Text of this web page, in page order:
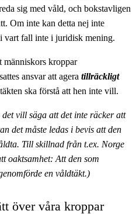
sig med våld, och bokstavligen
Om inte kan detta nej inte
vart fall inte i juridisk mening.
människors kroppar
ansvar att agera tillräckligt
ska förstå att hen inte vill.
vill säga att det inte räcker att
det måste ledas i bevis att den
Till skillnad från t.ex. Norge
oaktsamhet: Att den som
en våldtäkt.)
över våra kroppar